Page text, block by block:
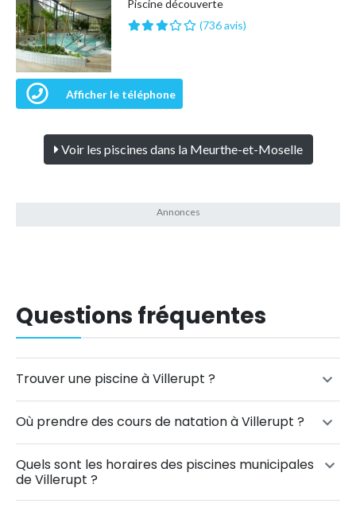
Piscine découverte
(736 avis)
Afficher le téléphone
Voir les piscines dans la Meurthe-et-Moselle
Questions fréquentes
Trouver une piscine à Villerupt ?
Où prendre des cours de natation à Villerupt ?
Quels sont les horaires des piscines municipales
de Villerupt ?